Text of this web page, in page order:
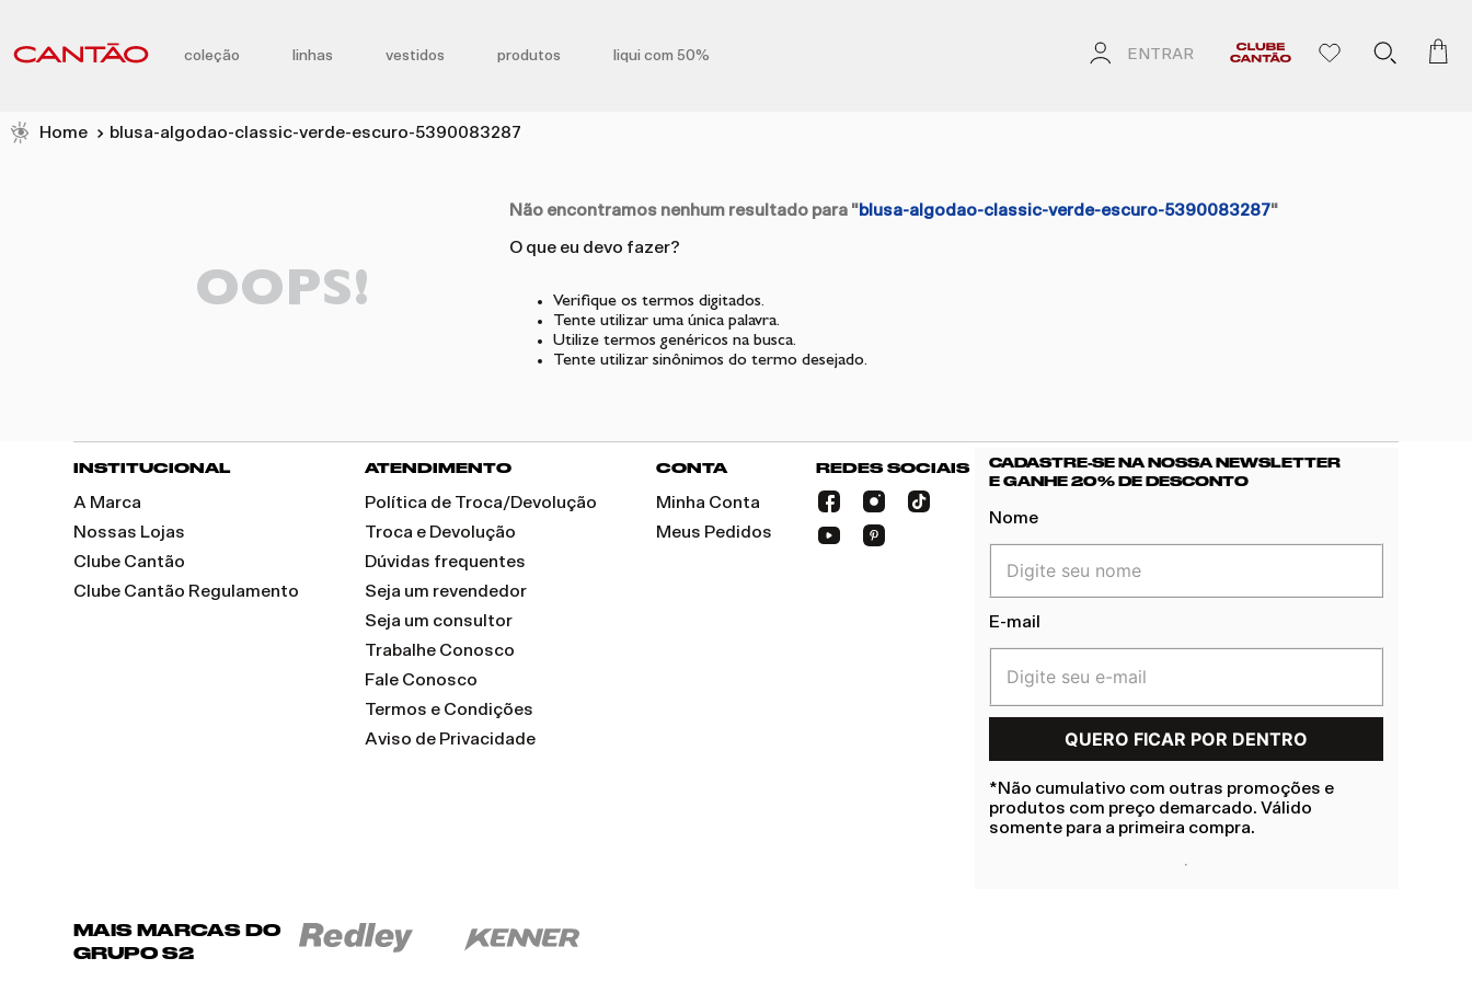
coleção linhas vestidos produtos liqui com 50% ENTRAR
blusa-algodao-classic-verde-escuro-5390083287
OOPS!
Não encontramos nenhum resultado para "blusa-algodao-classic-verde-escuro-5390083287"
O que eu devo fazer?
Verifique os termos digitados.
Tente utilizar uma única palavra.
Utilize termos genéricos na busca.
Tente utilizar sinônimos do termo desejado.
INSTITUCIONAL
A Marca
Nossas Lojas
Clube Cantão
Clube Cantão Regulamento
ATENDIMENTO
Política de Troca/Devolução
Troca e Devolução
Dúvidas frequentes
Seja um revendedor
Seja um consultor
Trabalhe Conosco
Fale Conosco
Termos e Condições
Aviso de Privacidade
CONTA
Minha Conta
Meus Pedidos
REDES SOCIAIS
CADASTRE-SE NA NOSSA NEWSLETTER
E GANHE 20% DE DESCONTO
Nome
E-mail
*Não cumulativo com outras promoções e
produtos com preço demarcado. Válido
somente para a primeira compra.
MAIS MARCAS DO
GRUPO S2